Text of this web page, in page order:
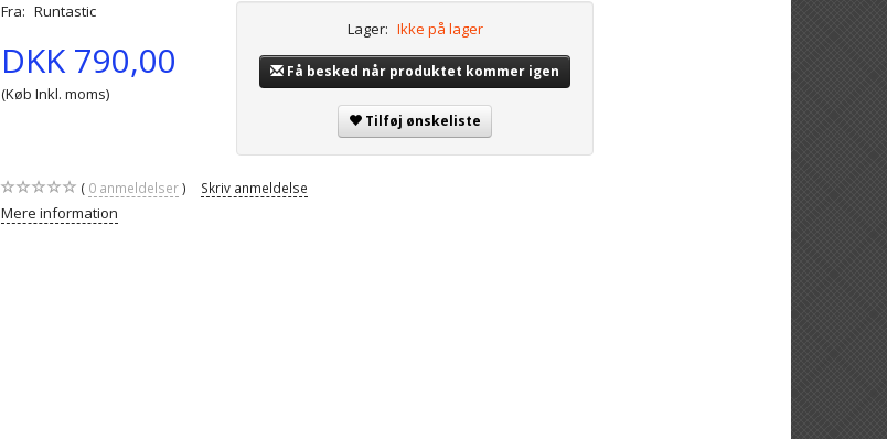
Fra: Runtastic
DKK 790,00
(Køb Inkl. moms)
Lager: Ikke på lager
Få besked når produktet kommer igen
Tilføj ønskeliste
0anmeldelser Skriv anmeldelse
Mere information